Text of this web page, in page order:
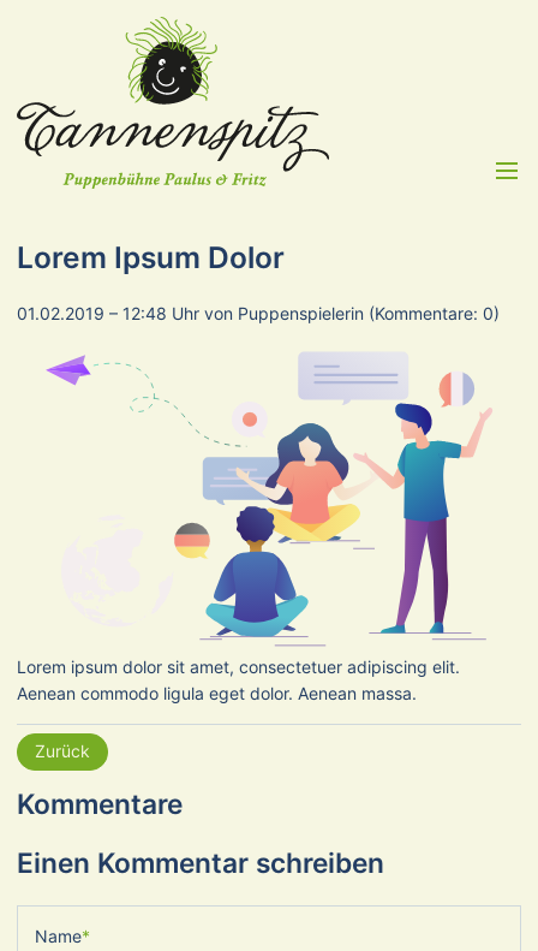
Menü
Lorem Ipsum Dolor
01.02.2019 – 12:48 Uhr von Puppenspielerin (Kommentare: 0)
Lorem ipsum dolor sit amet, consectetuer adipiscing elit.
Aenean commodo ligula eget dolor. Aenean massa.
Zurück
Kommentare
Einen Kommentar schreiben
Pflichtfeld
Name*